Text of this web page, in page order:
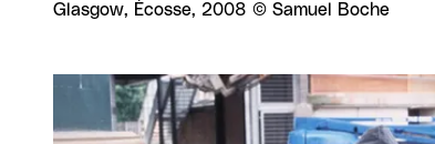
Glasgow, Écosse, 2008 © Samuel Boche
Agrandir